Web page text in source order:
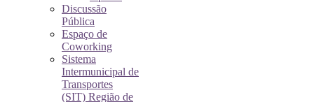
Discussão
Pública
Espaço de
Coworking
Sistema
Intermunicipal de
Transportes
(SIT) Região de